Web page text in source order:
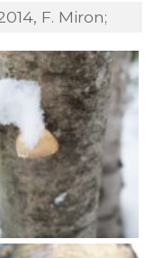
F. Miron;